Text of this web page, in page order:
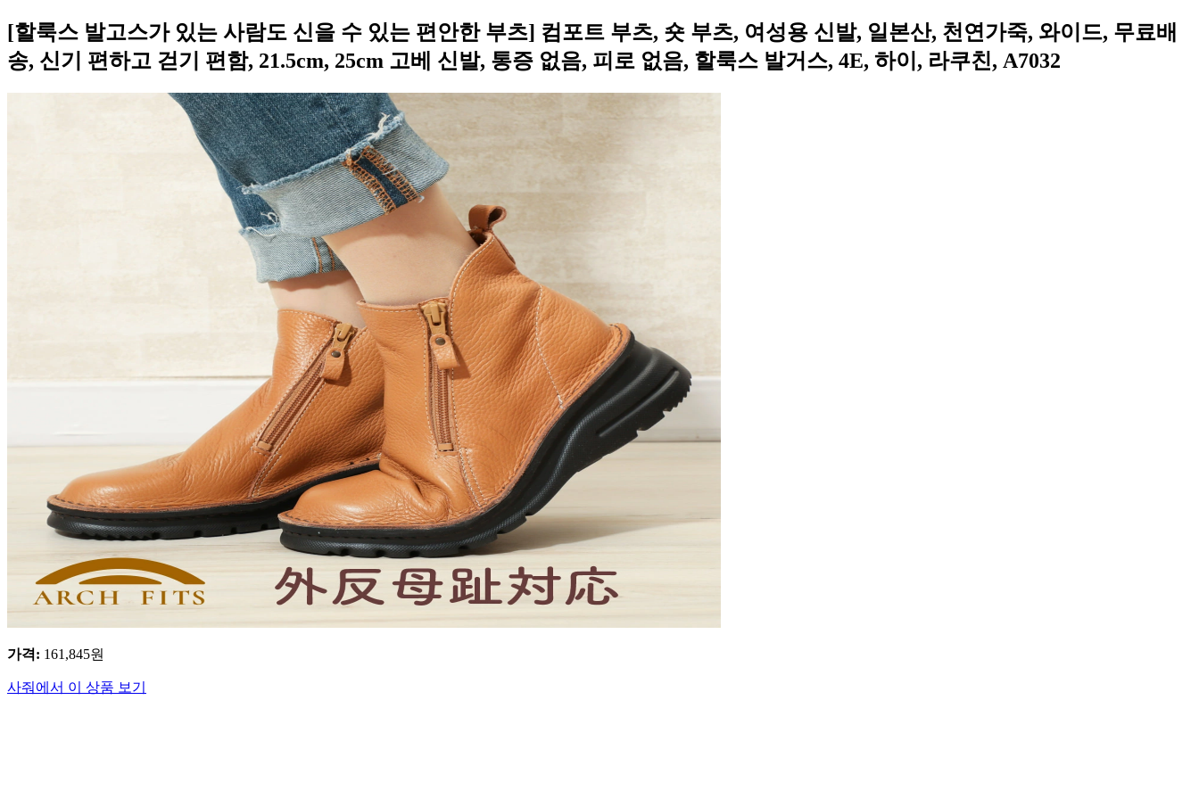
[할룩스 발고스가 있는 사람도 신을 수 있는 편안한 부츠] 컴포트 부츠, 숏 부츠, 여성용 신발, 일본산, 천연가죽, 와이드, 무료배
송, 신기 편하고 걷기 편함, 21.5cm, 25cm 고베 신발, 통증 없음, 피로 없음, 할룩스 발거스, 4E, 하이, 라쿠친, A7032
가격: 161,845원
사줘에서 이 상품 보기